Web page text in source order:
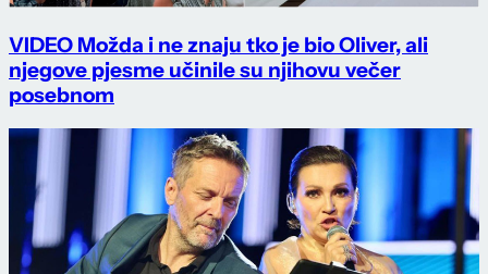
VIDEO Možda i ne znaju tko je bio Oliver, ali
njegove pjesme učinile su njihovu večer
posebnom